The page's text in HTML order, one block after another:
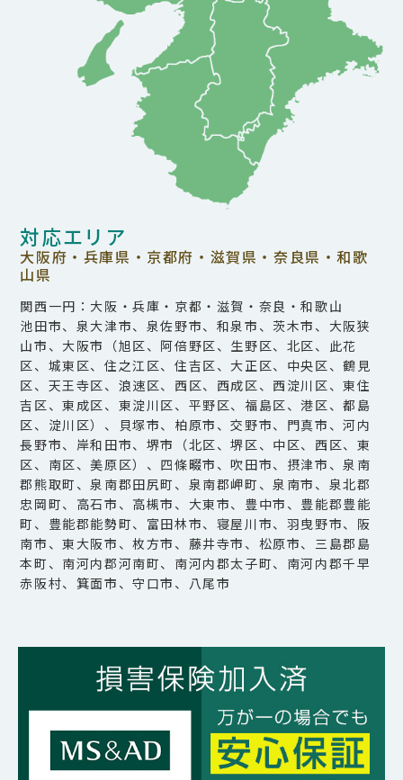
対応エリア
大阪府・兵庫県・京都府・滋賀県・奈良県・和歌
山県
関西一円：大阪・兵庫・京都・滋賀・奈良・和歌山
池田市、泉大津市、泉佐野市、和泉市、茨木市、大阪狭
山市、大阪市（旭区、阿倍野区、生野区、北区、此花
区、城東区、住之江区、住吉区、大正区、中央区、鶴見
区、天王寺区、浪速区、西区、西成区、西淀川区、東住
吉区、東成区、東淀川区、平野区、福島区、港区、都島
区、淀川区）、貝塚市、柏原市、交野市、門真市、河内
長野市、岸和田市、堺市（北区、堺区、中区、西区、東
区、南区、美原区）、四條畷市、吹田市、摂津市、泉南
郡熊取町、泉南郡田尻町、泉南郡岬町、泉南市、泉北郡
忠岡町、高石市、高槻市、大東市、豊中市、豊能郡豊能
町、豊能郡能勢町、富田林市、寝屋川市、羽曳野市、阪
南市、東大阪市、枚方市、藤井寺市、松原市、三島郡島
本町、南河内郡河南町、南河内郡太子町、南河内郡千早
赤阪村、箕面市、守口市、八尾市